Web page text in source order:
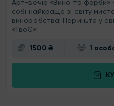
Арт-вечір «Вино та фарби»
собі найкраще зі світу
виноробства! Пориньте у
«ТвоЄ»!
1500 ₴ 1